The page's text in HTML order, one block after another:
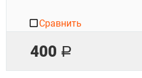
400 Р
Сравнить